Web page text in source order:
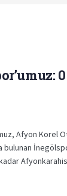
Afyon Korel
bulunan